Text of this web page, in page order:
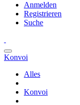
Anmelden
Registrieren
Suche
Konvoi
Alles
Konvoi